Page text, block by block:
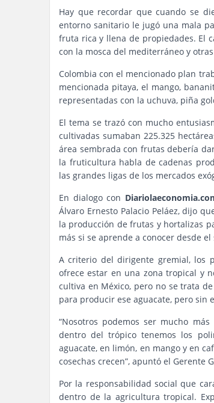
Hay que recordar que cuando se
entorno sanitario le jugó una mala
fruta rica y llena de propiedades. El
con la mosca del mediterráneo y
Colombia con el mencionado plan
mencionada pitaya, el mango,
representadas con la uchuva, piña
El tema se trazó con mucho
cultivadas sumaban 225.325
área sembrada con frutas debería
la fruticultura habla de cadenas
las grandes ligas de los mercados
En dialogo con
Álvaro Ernesto Palacio Peláez, dijo
la producción de frutas y hortalizas
más si se aprende a conocer desde
A criterio del dirigente gremial, los
ofrece estar en una zona tropical y
cultiva en México, pero no se trata
para producir ese aguacate, pero sin
“Nosotros podemos ser mucho
dentro del trópico tenemos los
aguacate, en limón, en mango y en
cosechas crecen”, apuntó el Gerente
Por la responsabilidad social que
dentro de la agricultura tropical.